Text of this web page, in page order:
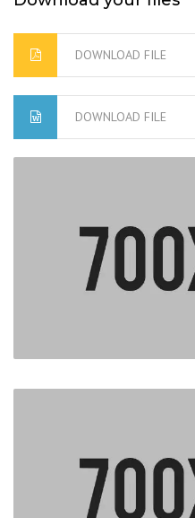
DOWNLOAD FILE
DOWNLOAD FILE